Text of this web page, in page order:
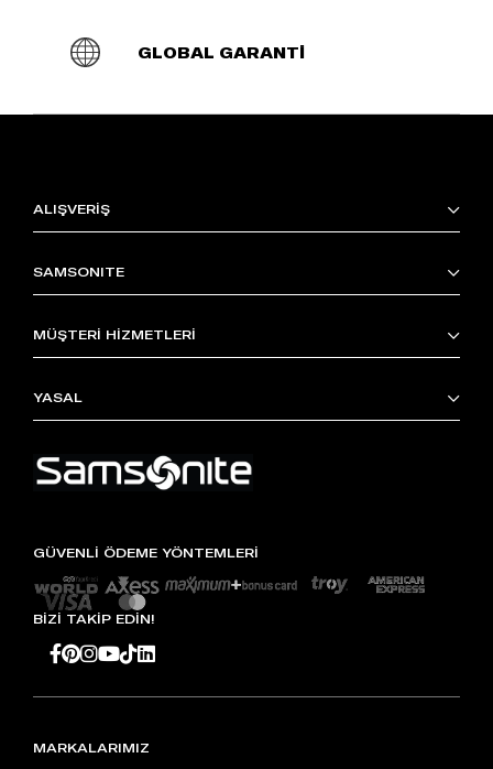
GLOBAL GARANTİ
ALIŞVERİŞ
SAMSONITE
MÜŞTERİ HİZMETLERİ
YASAL
GÜVENLİ ÖDEME YÖNTEMLERİ
BİZİ TAKİP EDİN!
MARKALARIMIZ